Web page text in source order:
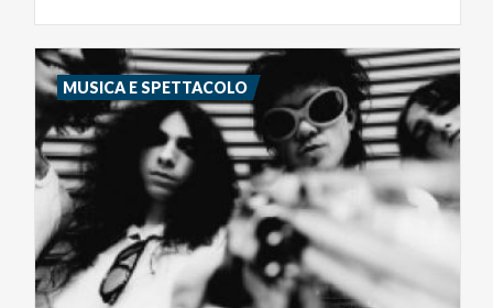
MUSICA E SPETTACOLO